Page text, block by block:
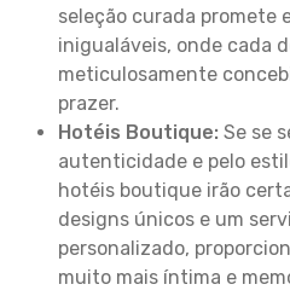
seleção curada promete
inigualáveis, onde cada
meticulosamente
prazer.
Hotéis Boutique: Se se
autenticidade e pelo
hotéis boutique irão
designs únicos e um
personalizado,
muito mais íntima e